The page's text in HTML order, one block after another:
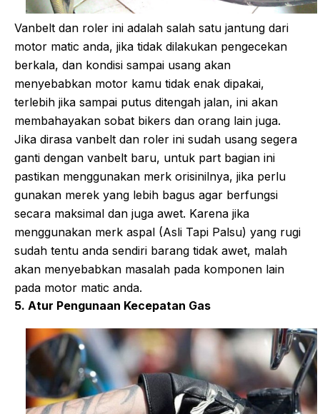
Vanbelt dan roler ini adalah salah satu jantung dari
motor matic anda, jika tidak dilakukan pengecekan
berkala, dan kondisi sampai usang akan
menyebabkan motor kamu tidak enak dipakai,
terlebih jika sampai putus ditengah jalan, ini akan
membahayakan sobat bikers dan orang lain juga.
Jika dirasa vanbelt dan roler ini sudah usang segera
ganti dengan vanbelt baru, untuk part bagian ini
pastikan menggunakan merk orisinilnya, jika perlu
gunakan merek yang lebih bagus agar berfungsi
secara maksimal dan juga awet. Karena jika
menggunakan merk aspal (Asli Tapi Palsu) yang rugi
sudah tentu anda sendiri barang tidak awet, malah
akan menyebabkan masalah pada komponen lain
pada motor matic anda.
5. Atur Pengunaan Kecepatan Gas